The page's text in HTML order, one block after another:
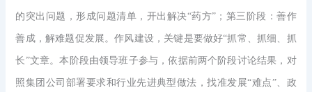
的突出问题，形成问题清单，开出解决“药方”；第三阶段：善作
善成，解难题促发展。作风建设，关键是要做好“抓常、抓细、抓
长”文章。本阶段由领导班子参与，依据前两个阶段讨论结果，对
照集团公司部署要求和行业先进典型做法，找准发展“难点”、政